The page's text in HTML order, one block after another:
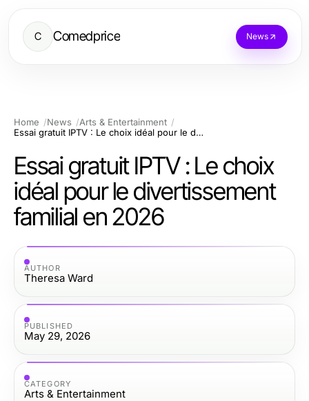
C Comedprice News
Home News
Arts & Entertainment
Essai gratuit IPTV : Le choix idéal pour le divertissement familial en 2026
Essai gratuit IPTV : Le choix
idéal pour le divertissement
familial en 2026
AUTHOR
Theresa Ward
PUBLISHED
May 29, 2026
CATEGORY
Arts & Entertainment